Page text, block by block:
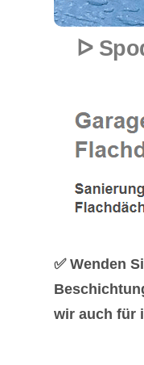
ᐅ
✅ Wenden
wir auch für